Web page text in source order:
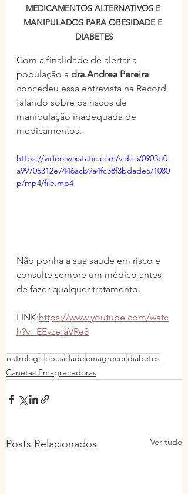
MEDICAMENTOS ALTERNATIVOS E
MANIPULADOS PARA OBESIDADE E
DIABETES
Com a finalidade de alertar a
população a dra.Andrea Pereira
concedeu essa entrevista na Record,
falando sobre os riscos de
manipulação inadequada de
medicamentos.
https://video.wixstatic.com/video/0903b0_
a99705312e7446acb9a4fc38f3bdade5/1080
p/mp4/file.mp4
Não ponha a sua saude em risco e
consulte sempre um médico antes
de fazer qualquer tratamento.
LINK:https://www.youtube.com/watc
h?v=EEvzefaVRe8
nutrologiaobesidadeemagrecerdiabetes
Canetas Emagrecedoras
Posts Relacionados Ver tudo